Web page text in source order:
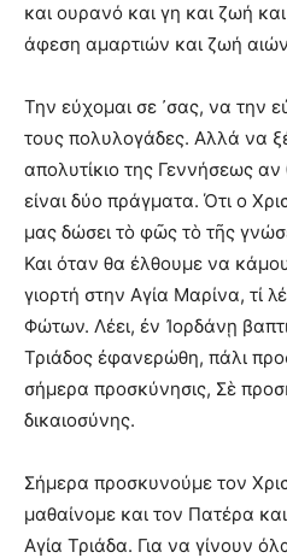
και ουρανό και γη και ζωή
άφεση αμαρτιών και ζωή
Την εύχομαι σε ᾿σας, να την
τους πολυλογάδες. Αλλά να
απολυτίκιο της Γεννήσεως αν
είναι δύο πράγματα. Ότι ο
μας δώσει τὸ φῶς τὸ τῆς
Και όταν θα έλθουμε να
γιορτή στην Αγία Μαρίνα, τί
Φώτων. Λέει, ἐν Ἰορδάνῃ
Τριάδος ἐφανερώθη, πάλι
σήμερα προσκύνησις, Σὲ
δικαιοσύνης.
Σήμερα προσκυνούμε τον
μαθαίνομε και τον Πατέρα
Αγία Τριάδα. Για να γίνουν